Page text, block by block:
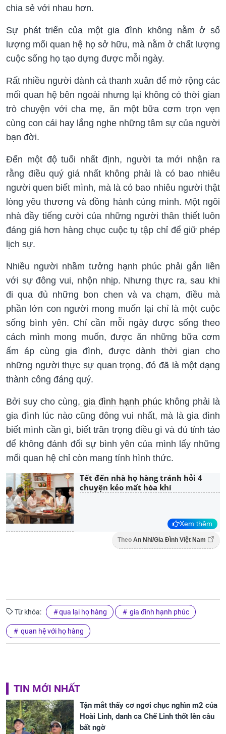
chia sẻ với nhau hơn.
Sự phát triển của một gia đình không nằm ở số
lượng mối quan hệ họ sở hữu, mà nằm ở chất lượng
cuộc sống họ tạo dựng được mỗi ngày.
Rất nhiều người dành cả thanh xuân để mở rộng các
mối quan hệ bên ngoài nhưng lại không có thời gian
trò chuyện với cha mẹ, ăn một bữa cơm trọn vẹn
cùng con cái hay lắng nghe những tâm sự của người
bạn đời.
Đến một độ tuổi nhất định, người ta mới nhận ra
rằng điều quý giá nhất không phải là có bao nhiêu
người quen biết mình, mà là có bao nhiêu người thật
lòng yêu thương và đồng hành cùng mình. Một ngôi
nhà đầy tiếng cười của những người thân thiết luôn
đáng giá hơn hàng chục cuộc tụ tập chỉ để giữ phép
lịch sự.
Nhiều người nhầm tưởng hạnh phúc phải gắn liền
với sự đông vui, nhộn nhịp. Nhưng thực ra, sau khi
đi qua đủ những bon chen và va chạm, điều mà
phần lớn con người mong muốn lại chỉ là một cuộc
sống bình yên. Chỉ cần mỗi ngày được sống theo
cách mình mong muốn, được ăn những bữa cơm
ấm áp cùng gia đình, được dành thời gian cho
những người thực sự quan trọng, đó đã là một dạng
thành công đáng quý.
Bởi suy cho cùng, gia đình hạnh phúc không phải là
gia đình lúc nào cũng đông vui nhất, mà là gia đình
biết mình cần gì, biết trân trọng điều gì và đủ tỉnh táo
để không đánh đổi sự bình yên của mình lấy những
mối quan hệ chỉ còn mang tính hình thức.
Tết đến nhà họ hàng tránh hỏi 4
chuyện kẻo mất hòa khí
Xem thêm
Theo An Nhi/Gia Đình Việt Nam
Từ khóa: qua lại họ hàng gia đình hạnh phúc
quan hệ với họ hàng
TIN MỚI NHẤT
Tận mắt thấy cơ ngơi chục nghìn m2 của
Hoài Linh, danh ca Chế Linh thốt lên câu
bất ngờ